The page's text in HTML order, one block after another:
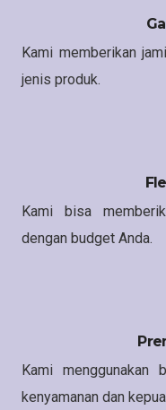
Kami memberikan
jenis produk.
Kami bisa
dengan budget Anda.
Kami menggunakan
kenyamanan dan